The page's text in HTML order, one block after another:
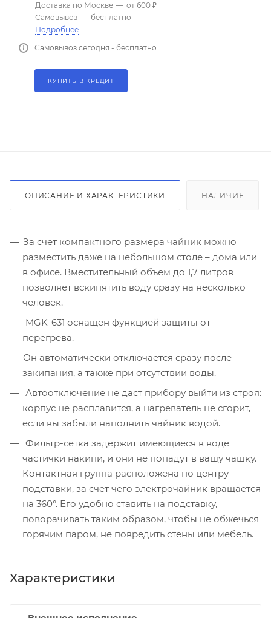
Доставка по Москве — от 600 ₽
Самовывоз — бесплатно
Подробнее
Самовывоз сегодня - бесплатно
КУПИТЬ В КРЕДИТ
ОПИСАНИЕ И ХАРАКТЕРИСТИКИ НАЛИЧИЕ
За счет компактного размера чайник можно
разместить даже на небольшом столе – дома или
в офисе. Вместительный объем до 1,7 литров
позволяет вскипятить воду сразу на несколько
человек.
MGK-631 оснащен функцией защиты от
перегрева.
Он автоматически отключается сразу после
закипания, а также при отсутствии воды.
Автоотключение не даст прибору выйти из строя:
корпус не расплавится, а нагреватель не сгорит,
если вы забыли наполнить чайник водой.
Фильтр-сетка задержит имеющиеся в воде
частички накипи, и они не попадут в вашу чашку.
Контактная группа расположена по центру
подставки, за счет чего электрочайник вращается
на 360°. Его удобно ставить на подставку,
поворачивать таким образом, чтобы не обжечься
горячим паром, не повредить стены или мебель.
Характеристики